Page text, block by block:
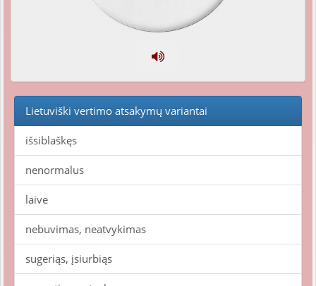
Lietuviški vertimo atsakymų variantai
išsiblaškęs
nenormalus
laive
nebuvimas, neatvykimas
sugeriąs, įsiurbiąs